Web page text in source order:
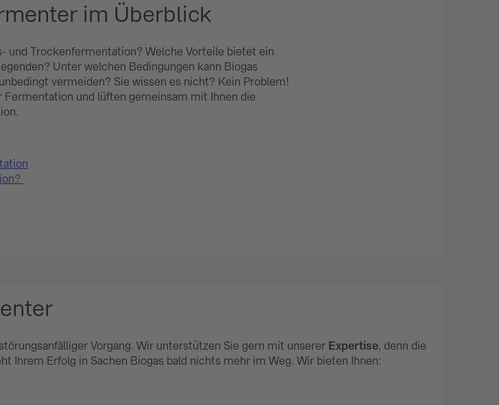
im Überblick
und Trockenfermentation? Welche Vorteile bietet ein
Unter welchen Bedingungen kann Biogas
vermeiden? Sie wissen es nicht? Kein Problem!
und lüften gemeinsam mit Ihnen die
Vorgang. Wir unterstützen Sie gern mit unserer Expertise, denn die
Ihrem Erfolg in Sachen Biogas bald nichts mehr im Weg. Wir bieten Ihnen: